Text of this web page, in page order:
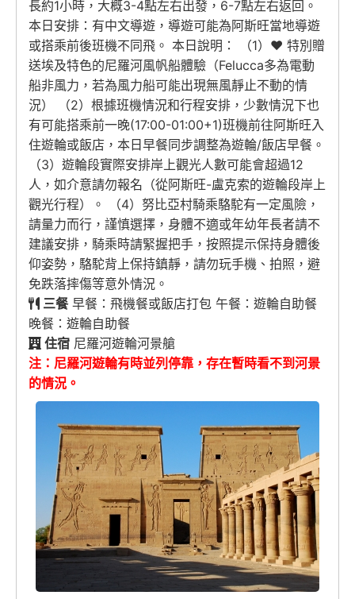
長約1小時，大概3-4點左右出發，6-7點左右返回。
本日安排：有中文導遊，導遊可能為阿斯旺當地導遊
或搭乘前後班機不同飛。 本日說明： （1）♥ 特別贈
送埃及特色的尼羅河風帆船體驗（Felucca多為電動
船非風力，若為風力船可能出現無風靜止不動的情
況） （2）根據班機情況和行程安排，少數情況下也
有可能搭乘前一晚(17:00-01:00+1)班機前往阿斯旺入
住遊輪或飯店，本日早餐同步調整為遊輪/飯店早餐。
（3）遊輪段實際安排岸上觀光人數可能會超過12
人，如介意請勿報名（從阿斯旺-盧克索的遊輪段岸上
觀光行程）。 （4）努比亞村騎乘駱駝有一定風險，
請量力而行，謹慎選擇，身體不適或年幼年長者請不
建議安排，騎乘時請緊握把手，按照提示保持身體後
仰姿勢，駱駝背上保持鎮靜，請勿玩手機、拍照，避
免跌落摔傷等意外情況。
三餐早餐：飛機餐或飯店打包 午餐：遊輪自助餐
晚餐：遊輪自助餐
住宿 尼羅河遊輪河景艙
注：尼羅河遊輪有時並列停靠，存在暫時看不到河景
的情況。